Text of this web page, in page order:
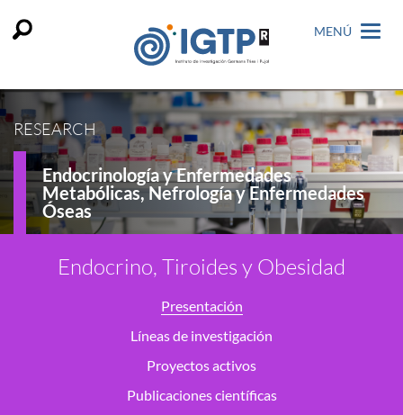
MENÚ
RESEARCH
Endocrinología y Enfermedades
Metabólicas, Nefrología y Enfermedades
Óseas
Endocrino, Tiroides y Obesidad
Presentación
Líneas de investigación
Proyectos activos
Publicaciones científicas